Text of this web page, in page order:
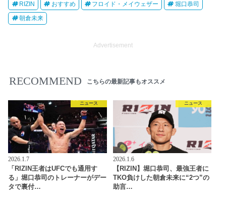
RIZIN おすすめ フロイド・メイウェザー 堀口恭司
朝倉未来
Advertisement
RECOMMEND こちらの最新記事もオススメ
ニュース
2026.1.7
「RIZIN王者はUFCでも通用す
る」堀口恭司のトレーナーがデー
タで裏付…
ニュース
2026.1.6
【RIZIN】堀口恭司、最強王者に
TKO負けした朝倉未来に“2つ”の
助言…